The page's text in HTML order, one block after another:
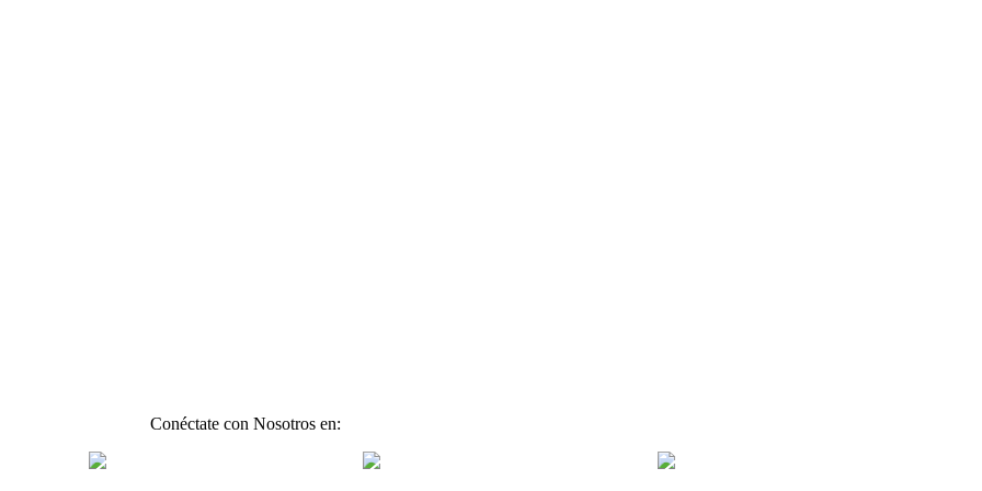
Conéctate con Nosotros en: